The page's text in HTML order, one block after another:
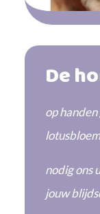
De
op
nodig ons
jouw